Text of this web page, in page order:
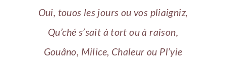
Oui, touos les jours ou vos pliaigniz,
Qu’ché s’sait à tort ou à raison,
Gouâno, Milice, Chaleur ou Pl’yie